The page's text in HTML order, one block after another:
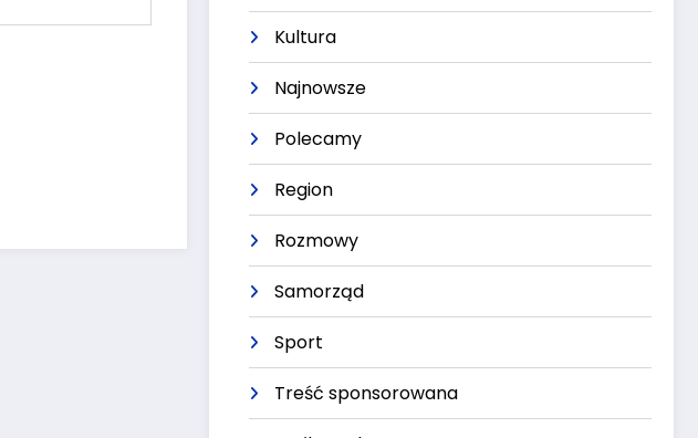
Kultura
Najnowsze
Polecamy
Region
Rozmowy
Samorząd
Sport
Treść sponsorowana